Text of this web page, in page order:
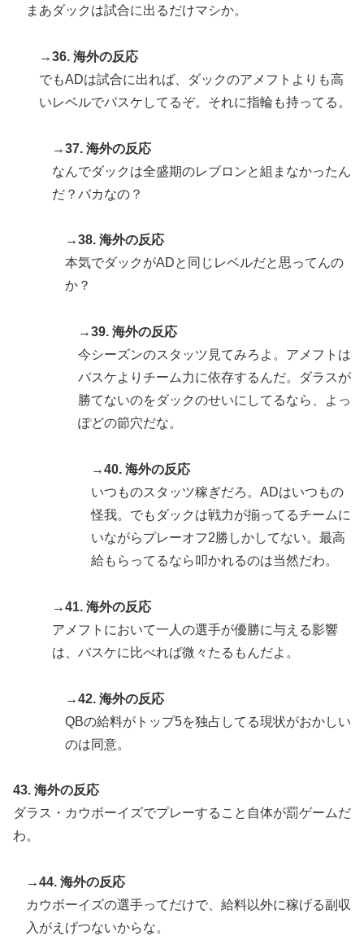
まあダックは試合に出るだけマシか。
→36. 海外の反応
でもADは試合に出れば、ダックのアメフトよりも高
いレベルでバスケしてるぞ。それに指輪も持ってる。
→37. 海外の反応
なんでダックは全盛期のレブロンと組まなかったん
だ？バカなの？
→38. 海外の反応
本気でダックがADと同じレベルだと思ってんの
か？
→39. 海外の反応
今シーズンのスタッツ見てみろよ。アメフトは
バスケよりチーム力に依存するんだ。ダラスが
勝てないのをダックのせいにしてるなら、よっ
ぽどの節穴だな。
→40. 海外の反応
いつものスタッツ稼ぎだろ。ADはいつもの
怪我。でもダックは戦力が揃ってるチームに
いながらプレーオフ2勝しかしてない。最高
給もらってるなら叩かれるのは当然だわ。
→41. 海外の反応
アメフトにおいて一人の選手が優勝に与える影響
は、バスケに比べれば微々たるもんだよ。
→42. 海外の反応
QBの給料がトップ5を独占してる現状がおかしい
のは同意。
43. 海外の反応
ダラス・カウボーイズでプレーすること自体が罰ゲームだ
わ。
→44. 海外の反応
カウボーイズの選手ってだけで、給料以外に稼げる副収
入がえげつないからな。